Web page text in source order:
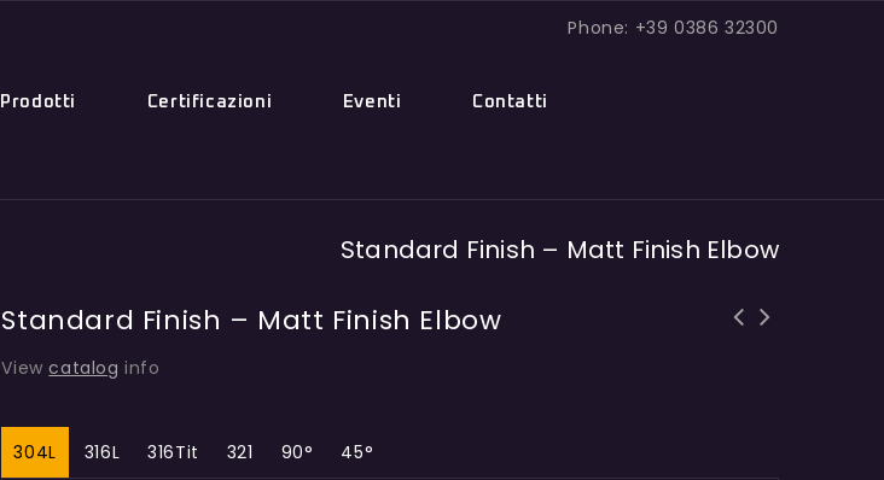
Phone: +39 0386 32300
Prodotti Certificazioni Eventi Contatti
Standard Finish – Matt Finish Elbow
Standard Finish – Matt Finish Elbow
Viewcatalog info
304L 316L 316Tit 321 90° 45°